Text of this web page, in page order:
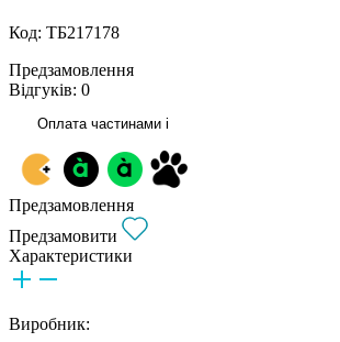
Код: ТБ217178
Предзамовлення
Відгуків: 0
Оплата частинами i
Предзамовлення
Предзамовити
Характеристики
Виробник: